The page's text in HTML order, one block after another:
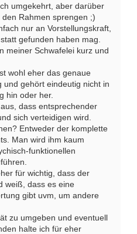
umgekehrt, aber darüber
Rahmen sprengen ;)
nur an Vorstellungskraft,
gefunden haben mag.
meiner Schwafelei kurz und
wohl eher das genaue
und gehört eindeutig nicht in
hin oder her.
dass entsprechender
sich verteidigen wird.
Entweder der komplette
Man wird ihm kaum
funktionellen
für wichtig, dass der
weiß, dass es eine
gibt uvm, um andere
zu umgeben und eventuell
halte ich für eher